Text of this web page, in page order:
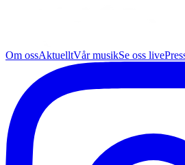
Om ossAktuelltVår musikSe oss live